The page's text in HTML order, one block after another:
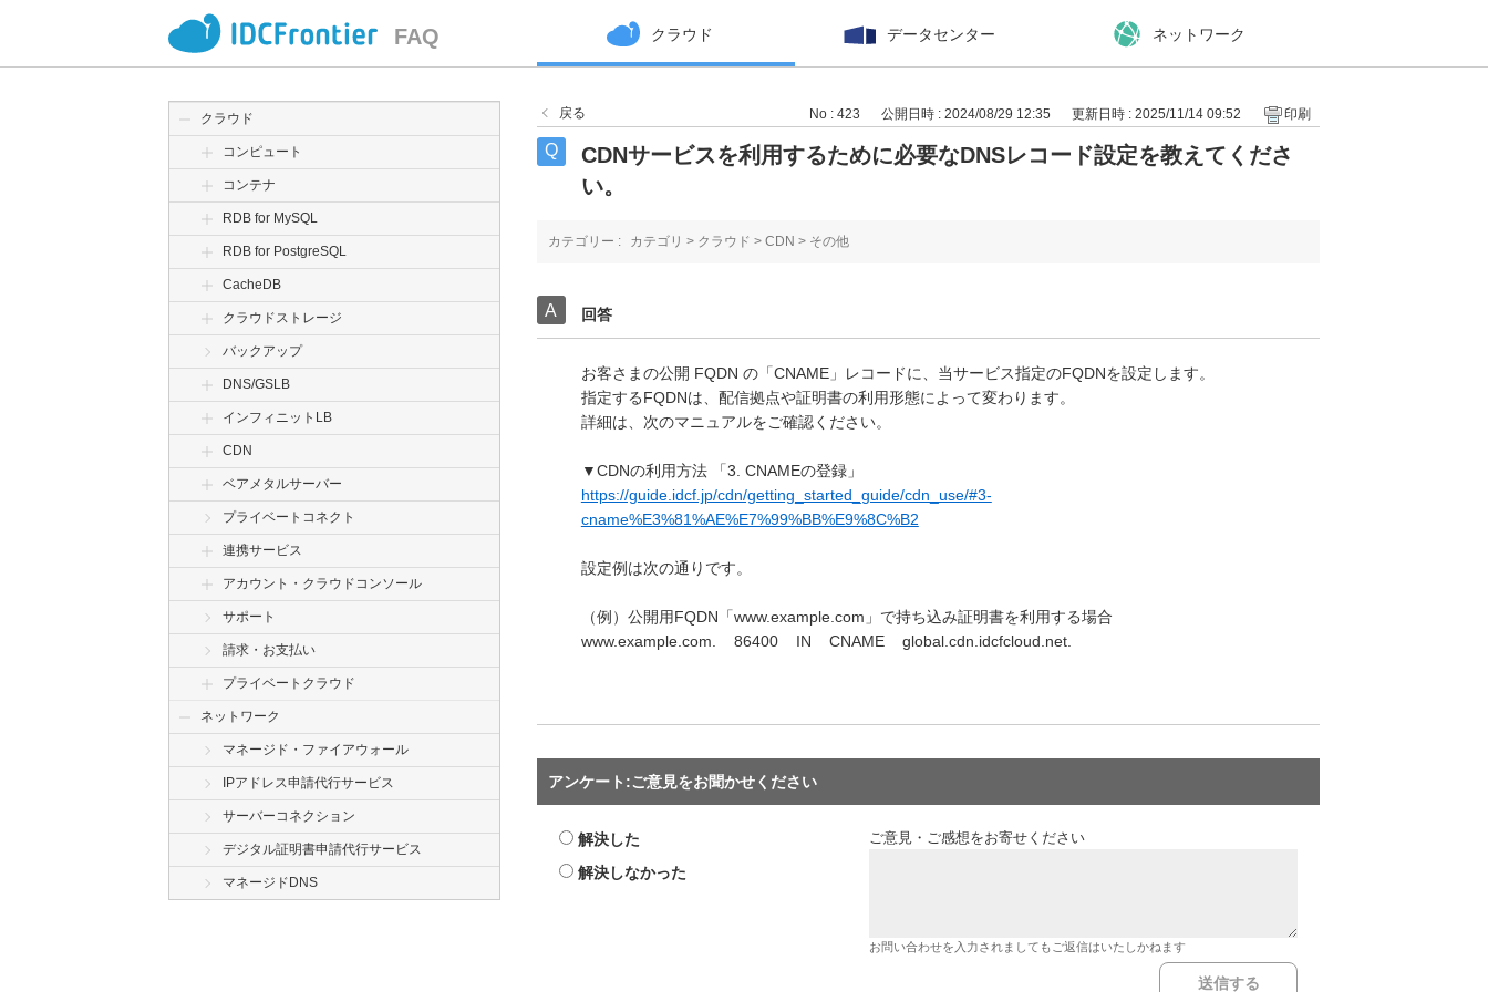
FAQ クラウド データセンター ネットワーク
クラウド
コンピュート
コンテナ
RDB for MySQL
RDB for PostgreSQL
CacheDB
クラウドストレージ
バックアップ
DNS/GSLB
インフィニットLB
CDN
ベアメタルサーバー
プライベートコネクト
連携サービス
アカウント・クラウドコンソール
サポート
請求・お支払い
プライベートクラウド
ネットワーク
マネージド・ファイアウォール
IPアドレス申請代行サービス
サーバーコネクション
デジタル証明書申請代行サービス
マネージドDNS
戻る No : 423 公開日時 : 2024/08/29 12:35 更新日時 : 2025/11/14 09:52 印刷
CDNサービスを利用するために必要なDNSレコード設定を教えてくださ
い。
カテゴリー : カテゴリ > クラウド > CDN > その他
回答
お客さまの公開 FQDN の「CNAME」レコードに、当サービス指定のFQDNを設定します。
指定するFQDNは、配信拠点や証明書の利用形態によって変わります。
詳細は、次のマニュアルをご確認ください。
▼CDNの利用方法 「3. CNAMEの登録」
https://guide.idcf.jp/cdn/getting_started_guide/cdn_use/#3-
cname%E3%81%AE%E7%99%BB%E9%8C%B2
設定例は次の通りです。
（例）公開用FQDN「www.example.com」で持ち込み証明書を利用する場合
www.example.com. 86400 IN CNAME global.cdn.idcfcloud.net.
アンケート:ご意見をお聞かせください
解決した
解決しなかった
ご意見・ご感想をお寄せください
お問い合わせを入力されましてもご返信はいたしかねます